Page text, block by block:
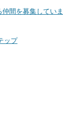
間を募集してい
ップ